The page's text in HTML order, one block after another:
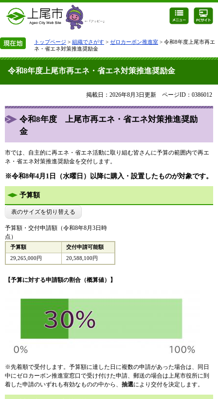
トップページ > 組織でさがす > ゼロカーボン推進室 > 令和8年度上尾市再エ
ネ・省エネ対策推進奨励金
令和8年度上尾市再エネ・省エネ対策推進奨励金
掲載日：2026年8月3日更新 ページID：0386012
令和8年度 上尾市再エネ・省エネ対策推進奨励
金
市では、自主的に再エネ・省エネ活動に取り組む皆さんに予算の範囲内で再エ
ネ・省エネ対策推進奨励金を交付します。
※令和8年4月1日（水曜日）以降に購入・設置したものが対象です。
予算額
表のサイズを切り替える
予算額・交付申請額（令和8年8月3日時
点）
予算額 交付申請可能額
29,265,000円 20,588,100円
【予算に対する申請額の割合（概算値）】
※先着順で受付します。予算額に達した日に複数の申請があった場合は、同日
中にゼロカーボン推進室窓口で受け付けた申請、郵送の場合は上尾市役所に到
着した申請のいずれも有効なものの中から、 抽選により交付を決定します。